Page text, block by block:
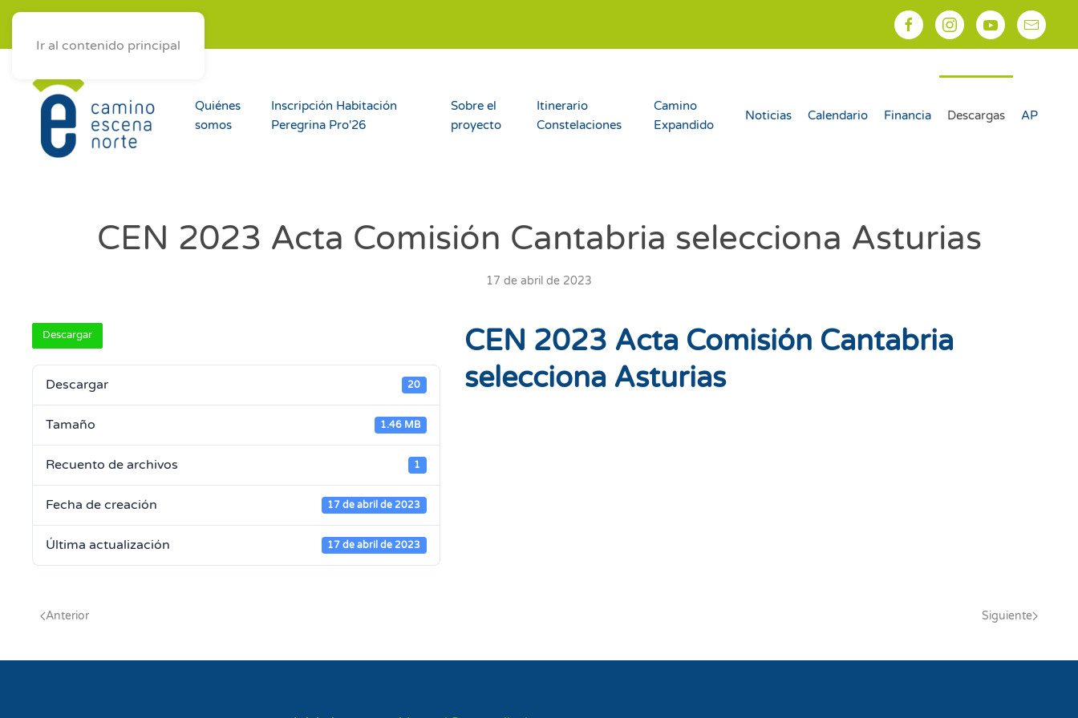
Ir al contenido principal
Quiénes
somos
Inscripción Habitación
Peregrina Pro'26
Sobre el
proyecto
Itinerario
Constelaciones
Camino
Expandido
Noticias Calendario Financia Descargas AP
CEN 2023 Acta Comisión Cantabria selecciona Asturias
17 de abril de 2023
Descargar
Descargar 20
Tamaño 1.46 MB
Recuento de archivos 1
Fecha de creación 17 de abril de 2023
Última actualización 17 de abril de 2023
CEN 2023 Acta Comisión Cantabria
selecciona Asturias
Anterior Siguiente